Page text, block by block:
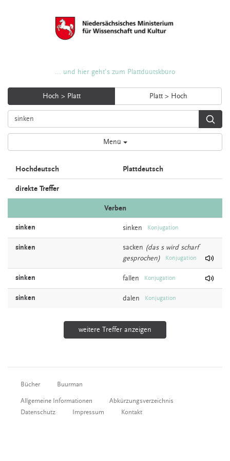
... und hier geht's zum Plattdüütskbüro
Hoch > Platt Platt > Hoch
Menü
Hochdeutsch Plattdeutsch
direkte Treffer
Verben
sinken sinken Konjugation
sinken sacken (das s wird scharf
gesprochen)
Konjugation
sinken fallen Konjugation
sinken dalen Konjugation
weitere Treffer anzeigen
Bücher Buurman
Allgemeine Informationen
Abkürzungsverzeichnis
Datenschutz
Impressum Kontakt